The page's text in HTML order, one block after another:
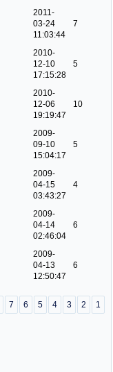
2011-
03-24
11:03:44
7
2010-
12-10
17:15:28
5
2010-
12-06
19:19:47
10
2009-
09-10
15:04:17
5
2009-
04-15
03:43:27
4
2009-
04-14
02:46:04
6
2009-
04-13
12:50:47
6
7 6 5 4 3 2 1